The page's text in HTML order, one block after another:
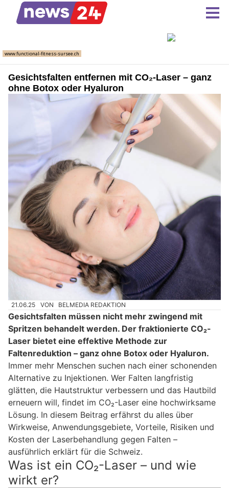
Gesichtsfalten entfernen mit CO₂-Laser – ganz
ohne Botox oder Hyaluron
21.06.25 VON BELMEDIA REDAKTION
Gesichtsfalten müssen nicht mehr zwingend mit
Spritzen behandelt werden. Der fraktionierte CO₂-
Laser bietet eine effektive Methode zur
Faltenreduktion – ganz ohne Botox oder Hyaluron.
Immer mehr Menschen suchen nach einer schonenden
Alternative zu Injektionen. Wer Falten langfristig
glätten, die Hautstruktur verbessern und das Hautbild
erneuern will, findet im CO₂-Laser eine hochwirksame
Lösung. In diesem Beitrag erfährst du alles über
Wirkweise, Anwendungsgebiete, Vorteile, Risiken und
Kosten der Laserbehandlung gegen Falten –
ausführlich erklärt für die Schweiz.
Was ist ein CO₂-Laser – und wie
wirkt er?